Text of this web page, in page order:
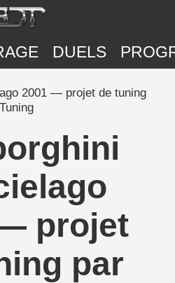
DUELS
2001 — projet de tuning
projet
par